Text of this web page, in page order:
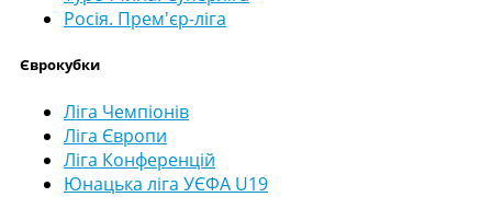
Росія. Прем'єр-ліга
Єврокубки
Ліга Чемпіонів
Ліга Європи
Ліга Конференцій
Юнацька ліга УЄФА U19